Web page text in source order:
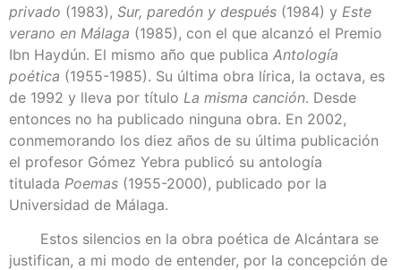
privado (1983), Sur, paredón y después (1984) y Este
verano en Málaga (1985), con el que alcanzó el Premio
Ibn Haydún. El mismo año que publica Antología
poética (1955-1985). Su última obra lírica, la octava, es
de 1992 y lleva por título La misma canción. Desde
entonces no ha publicado ninguna obra. En 2002,
conmemorando los diez años de su última publicación
el profesor Gómez Yebra publicó su antología
titulada Poemas (1955-2000), publicado por la
Universidad de Málaga.
Estos silencios en la obra poética de Alcántara se
justifican, a mi modo de entender, por la concepción de